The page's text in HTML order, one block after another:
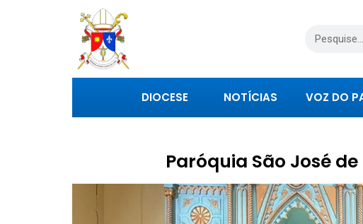
DIOCESE NOTÍCIAS VOZ DO
Paróquia São José